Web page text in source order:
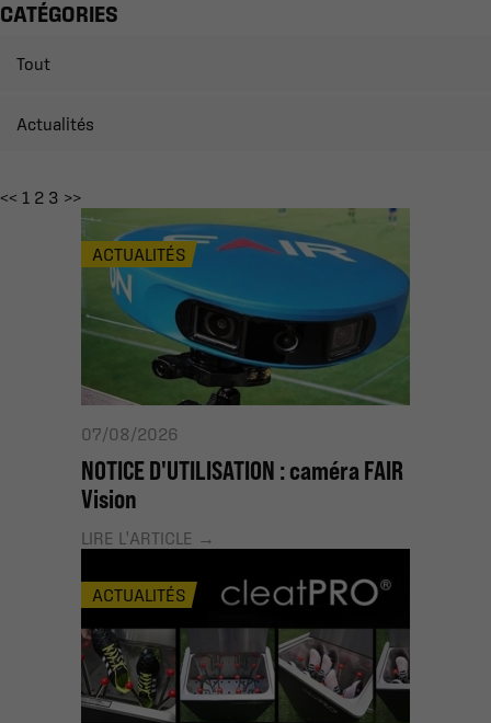
CATÉGORIES
Tout
Actualités
<< 1 2 3 >>
ACTUALITÉS
07/08/2026
NOTICE D'UTILISATION : caméra FAIR
Vision
LIRE L'ARTICLE
ACTUALITÉS